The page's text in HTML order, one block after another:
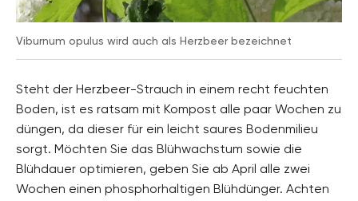
Viburnum opulus wird auch als Herzbeer bezeichnet
Steht der Herzbeer-Strauch in einem recht feuchten
Boden, ist es ratsam mit Kompost alle paar Wochen zu
düngen, da dieser für ein leicht saures Bodenmilieu
sorgt. Möchten Sie das Blühwachstum sowie die
Blühdauer optimieren, geben Sie ab April alle zwei
Wochen einen phosphorhaltigen Blühdünger. Achten